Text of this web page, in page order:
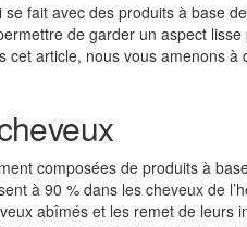
fait avec des produits à base
de garder un aspect
article, nous vous amenons
composées de produits à
à 90 % dans les cheveux de
abîmés et les remet de leurs